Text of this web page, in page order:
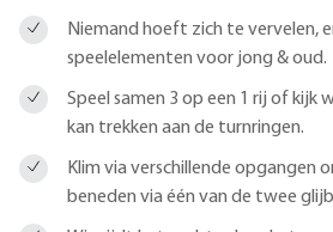
Niemand hoeft zich te vervelen,
speelelementen voor jong & oud.
Speel samen 3 op een 1 rij of kijk
kan trekken aan de turnringen.
Klim via verschillende opgangen
beneden via één van de twee